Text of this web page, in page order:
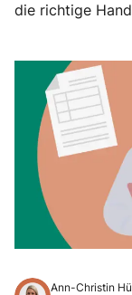
die richtige
Ann-Christin